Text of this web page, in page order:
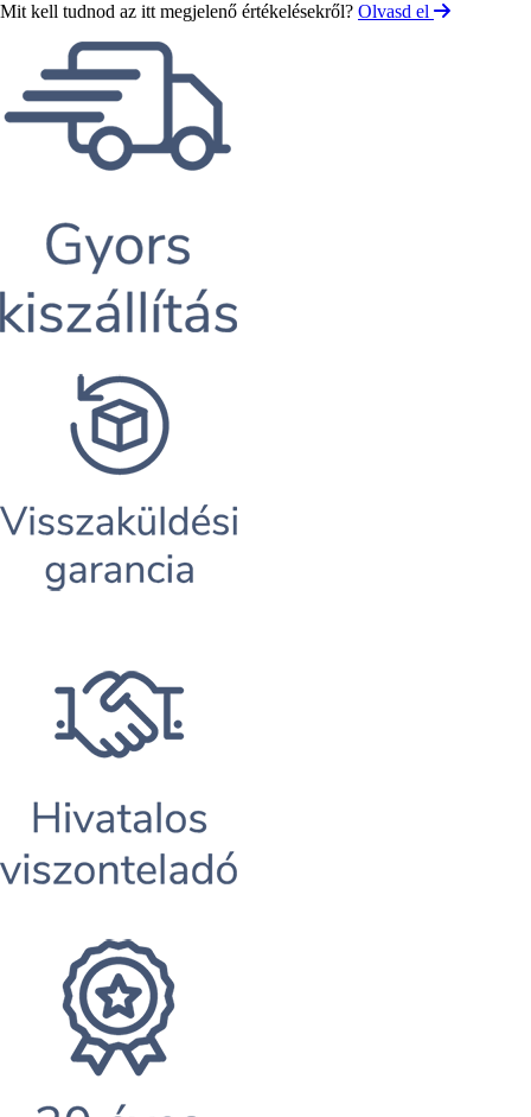
Mit kell tudnod az itt megjelenő értékelésekről? Olvasd el